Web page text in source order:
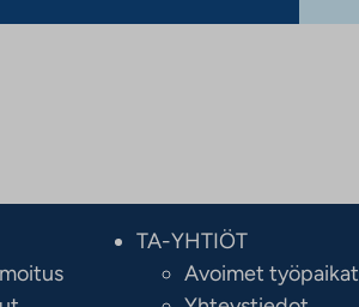
TA-YHTIÖT
Avoimet työpaikat